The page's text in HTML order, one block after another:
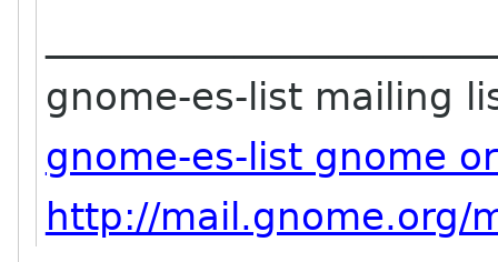
gnome-es-list mailing
gnome-es-list gnome
http://mail.gnome.org/